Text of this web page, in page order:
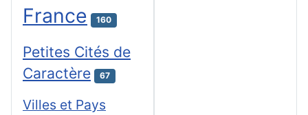
France
160
Petites Cités de
Caractère
67
Villes et Pays